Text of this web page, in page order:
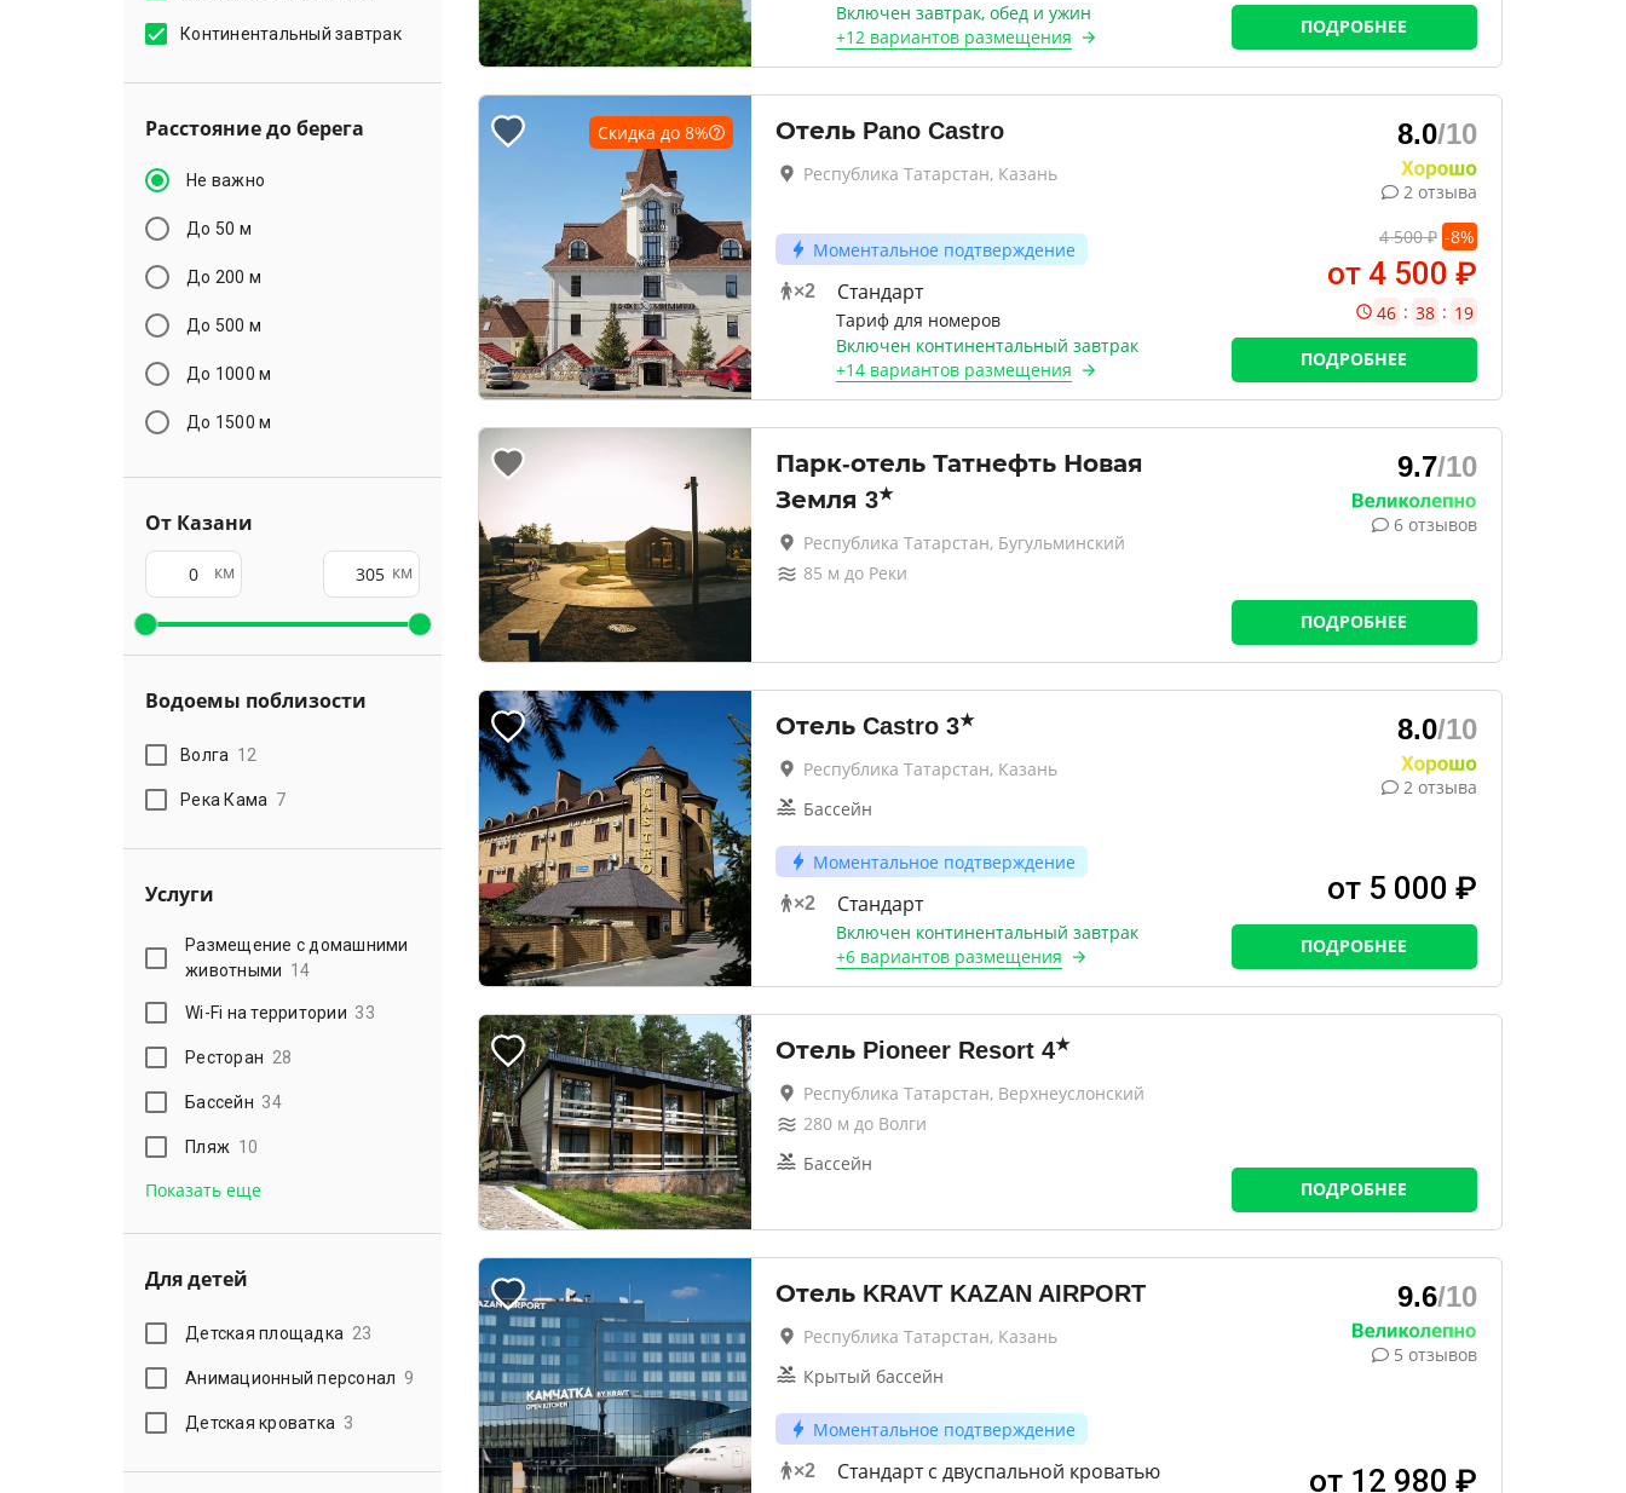
Континентальный завтрак
Расстояние до берега
Не важно
До 50 м
До 200 м
До 500 м
До 1000 м
До 1500 м
От Казани
км км
Водоемы поблизости
Волга 12
Река Кама 7
Услуги
Размещение с домашними
животными 14
Wi-Fi на территории 33
Ресторан 28
Бассейн 34
Пляж 10
Показать еще
Для детей
Детская площадка 23
Анимационный персонал 9
Детская кроватка 3
Включен завтрак, обед и ужин
+12 вариантовразмещения ПОДРОБНЕЕ
Скидка до 8% Отель Pano Castro
Республика Татарстан, Казань
Моментальное подтверждение
×2 Стандарт
Тариф для номеров
Включен континентальный завтрак
+14 вариантовразмещения
8.0/10
2 отзыва
4 500 ₽ -8%
от 4 500 ₽
46 : 38 : 18
ПОДРОБНЕЕ
Парк-отель Татнефть Новая
Земля 3★
Республика Татарстан, Бугульминский
85 м до Реки
9.7/10
6 отзывов
ПОДРОБНЕЕ
Отель Castro 3★
Республика Татарстан, Казань
Бассейн
Моментальное подтверждение
×2 Стандарт
Включен континентальный завтрак
+6 вариантовразмещения
8.0/10
2 отзыва
от 5 000 ₽
ПОДРОБНЕЕ
Отель Pioneer Resort 4★
Республика Татарстан, Верхнеуслонский
280м до Волги
Бассейн
ПОДРОБНЕЕ
Отель KRAVT KAZAN AIRPORT
Республика Татарстан, Казань
Крытый бассейн
Моментальное подтверждение
×2 Стандарт с двуспальной кроватью
9.6/10
5 отзывов
от 12 980 ₽